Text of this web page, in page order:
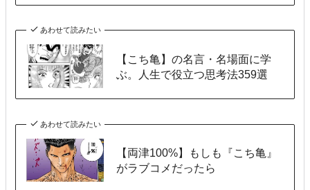
あわせて読みたい
【こち亀】の名言・名場面に学
ぶ。人生で役立つ思考法359選
あわせて読みたい
【両津100%】もしも『こち亀』
がラブコメだったら